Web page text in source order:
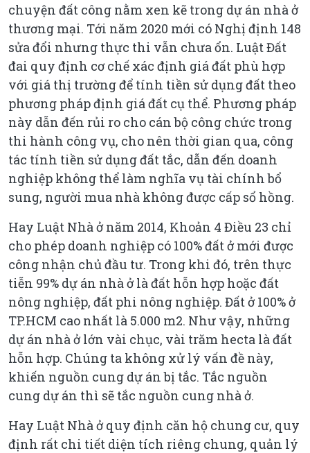
chuyện đất công nằm xen kẽ trong dự án nhà ở
thương mại. Tới năm 2020 mới có Nghị định 148
sửa đổi nhưng thực thi vẫn chưa ổn. Luật Đất
đai quy định cơ chế xác định giá đất phù hợp
với giá thị trường để tính tiền sử dụng đất theo
phương pháp định giá đất cụ thể. Phương pháp
này dẫn đến rủi ro cho cán bộ công chức trong
thi hành công vụ, cho nên thời gian qua, công
tác tính tiền sử dụng đất tắc, dẫn đến doanh
nghiệp không thể làm nghĩa vụ tài chính bổ
sung, người mua nhà không được cấp sổ hồng.
Hay Luật Nhà ở năm 2014, Khoản 4 Điều 23 chỉ
cho phép doanh nghiệp có 100% đất ở mới được
công nhận chủ đầu tư. Trong khi đó, trên thực
tiễn 99% dự án nhà ở là đất hỗn hợp hoặc đất
nông nghiệp, đất phi nông nghiệp. Đất ở 100% ở
TP.HCM cao nhất là 5.000 m2. Như vậy, những
dự án nhà ở lớn vài chục, vài trăm hecta là đất
hỗn hợp. Chúng ta không xử lý vấn đề này,
khiến nguồn cung dự án bị tắc. Tắc nguồn
cung dự án thì sẽ tắc nguồn cung nhà ở.
Hay Luật Nhà ở quy định căn hộ chung cư, quy
định rất chi tiết diện tích riêng chung, quản lý